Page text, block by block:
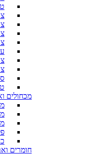
מכחולים
חומרים